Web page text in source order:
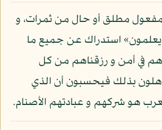
مفعول مطلق أو حال من ثمرات، و
يعلمون» استدراك عن جميع ما
في أمن و رزقناهم من كل
بذلك فيحسبون أن الذي
هو شركهم و عبادتهم الأصنام.